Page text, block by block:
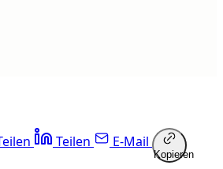
Teilen E-Mail
Kopieren